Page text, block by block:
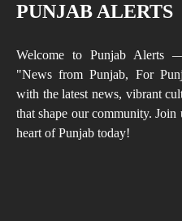
PUNJAB ALERTS
Welcome to Punjab Alerts
"News from Punjab, For
with the latest news, vibrant
that shape our community.
heart of Punjab today!